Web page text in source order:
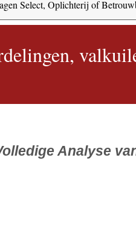
Select, Oplichterij of
Analyse